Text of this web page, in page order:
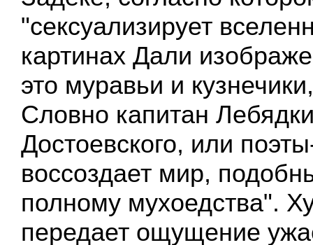
"сексуализирует
картинах Дали
это муравьи и
Словно капитан
Достоевского, или
воссоздает мир,
полному мухоедства".
передает ощущение